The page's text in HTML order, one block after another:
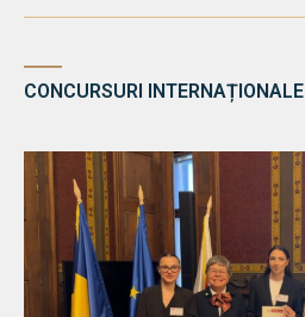
CONCURSURI INTERNAȚIONALE